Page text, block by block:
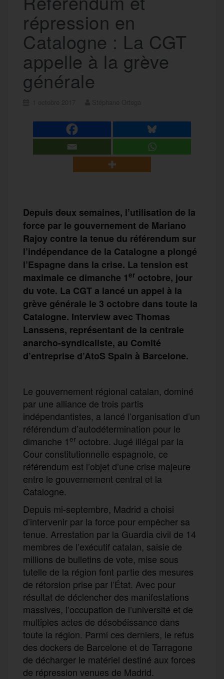
répression en
Catalogne : La CGT
appelle à la grève
générale
Depuis deux semaines, l’utilisation de la
force par le gouvernement de Mariano
Rajoy contre la tenue du référendum sur
l’indépendance de la Catalogne a plongé
l’Espagne dans la crise. La tension est
maximale ce dimanche 1er octobre, jour
du vote. La CGT a lancé un appel à la
grève générale le 3 octobre dans toute la
Catalogne. Interview avec Thomas
Lanssens, représentant de la centrale
anarcho-syndicaliste, au Comité
d’entreprise d’AtoS Spain à Barcelone.
Le gouvernement régional catalan, dominé
par une alliance de trois partis
indépendantistes, a lancé l’organisation d’un
référendum d’autodétermination pour le
dimanche 1 er octobre. Jugé illégal par la
Cour constitutionnelle espagnole, ce
référendum est l’objet d’une crise majeure
entre le gouvernement central et la
Catalogne.
Depuis mi-septembre, Madrid a choisi
d’intervenir par la force pour empêcher sa
tenue. Arrestation par la Guardia civil de 14
membres de l’exécutif catalan, saisie de
millions de bulletins de vote, mise sous
tutelle de la région font partie des mesures
de rétorsion prise par l’État. Avec pour
résultat de déclencher des manifestations
massives, l’occupation de l’université et de
multiples actes de désobéissance dans
toute la région. Parmi ces derniers, le refus
des dockers de Barcelone et de Tarragone
de décharger le matériel destiné aux forces
de répression venues de Madrid.